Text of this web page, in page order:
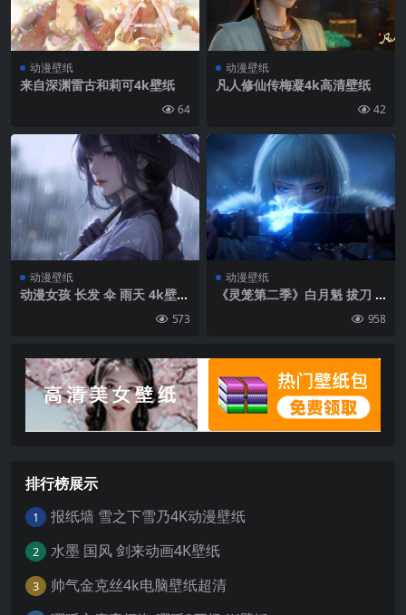
动漫壁纸
来自深渊雷古和莉可4k壁纸
64
动漫壁纸
凡人修仙传梅凝4k高清壁纸
42
动漫壁纸
动漫女孩 长发 伞 雨天 4k壁纸
573
动漫壁纸
《灵笼第二季》白月魁 拔刀 4
958
排行榜展示
1 报纸墙 雪之下雪乃4K动漫壁纸
2 水墨 国风 剑来动画4K壁纸
3 帅气金克丝4k电脑壁纸超清